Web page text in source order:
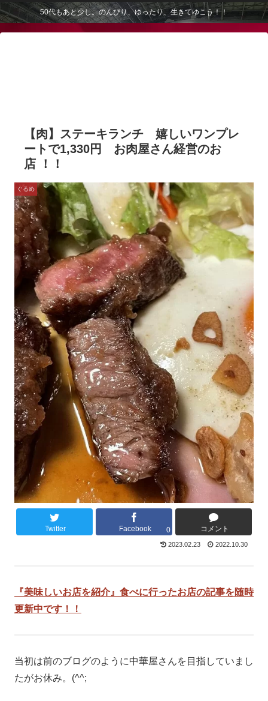
50代もあと少し。のんびり、ゆったり、生きてゆこう！！
【肉】ステーキランチ 嬉しいワンプレ
ートで1,330円 お肉屋さん経営のお
店 ！！
ぐるめ
Twitter Facebook 0 コメント
2023.02.23 2022.10.30
『美味しいお店を紹介』食べに行ったお店の記事を随時
更新中です！！
当初は前のブログのように中華屋さんを目指していまし
たがお休み。(^^;